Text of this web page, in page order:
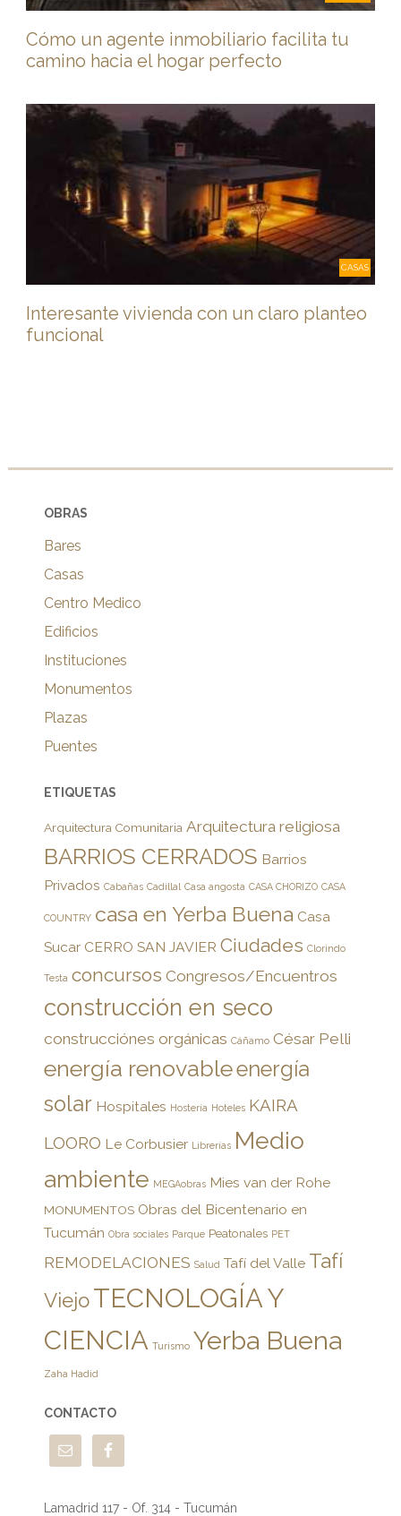
Cómo un agente inmobiliario facilita tu
camino hacia el hogar perfecto
CASAS
Interesante vivienda con un claro planteo
funcional
OBRAS
Bares
Casas
Centro Medico
Edificios
Instituciones
Monumentos
Plazas
Puentes
ETIQUETAS
Arquitectura Comunitaria Arquitectura religiosa
BARRIOS CERRADOS Barrios
Privados Cabañas Cadillal Casa angosta CASA CHORIZO CASA
COUNTRY casa en Yerba Buena Casa
Sucar CERRO SAN JAVIER Ciudades Clorindo
Testa concursos Congresos/Encuentros
construcción en seco
construcciónes orgánicas Cáñamo César Pelli
energía renovableenergía
solar Hospitales Hostería Hoteles KAIRA
LOORO Le Corbusier Librerías Medio
ambiente MEGAobras Mies van der Rohe
MONUMENTOS Obras del Bicentenario en
Tucumán Obra sociales Parque Peatonales PET
REMODELACIONES Salud Tafí del Valle Tafí
ViejoTECNOLOGÍA Y
CIENCIA Turismo Yerba Buena
Zaha Hadid
CONTACTO
Lamadrid 117 - Of. 314 - Tucumán